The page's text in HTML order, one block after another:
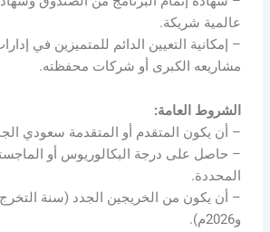
عالمية شريكة.
– إمكانية التعيين الدائم للمتميزين في
مشاريعه الكبرى أو شركات محفظته.
الشروط العامة:
– أن يكون المتقدم أو المتقدمة سعودي
– حاصل على درجة البكالوريوس أو
المحددة.
و2026م).